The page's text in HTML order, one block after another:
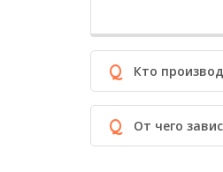
Q Кто
Q От чего